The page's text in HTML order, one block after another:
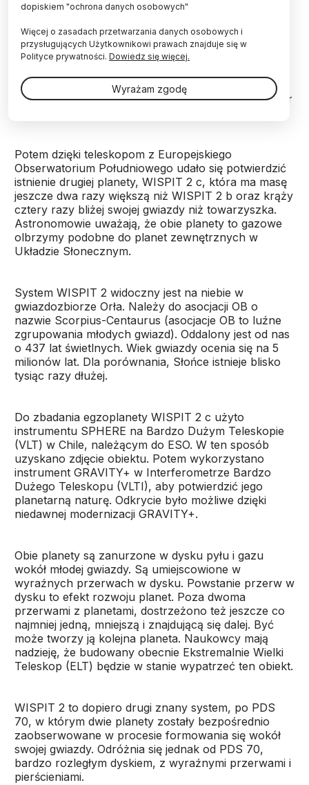
Od ubiegłego roku wiadomo było, że w pobliżu
gwiazdy WISPIT 2 znajduje się jedna planeta.
Nazwana WISPIT 2 b, ma masę pięć razy większą
od Jowisza, a jej orbita przebiega 60 razy dalej od
przy pomoc 6,5-metrowego Teleskopu Magellana w
Chile oraz Large Binocular Telescope Interferometer
Potem dzięki teleskopom z Europejskiego
Obserwatorium Południowego udało się potwierdzić
istnienie drugiej planety, WISPIT 2 c, która ma masę
jeszcze dwa razy większą niż WISPIT 2 b oraz krąży
cztery razy bliżej swojej gwiazdy niż towarzyszka.
Astronomowie uważają, że obie planety to gazowe
olbrzymy podobne do planet zewnętrznych w
Układzie Słonecznym.
System WISPIT 2 widoczny jest na niebie w
gwiazdozbiorze Orła. Należy do asocjacji OB o
nazwie Scorpius-Centaurus (asocjacje OB to luźne
zgrupowania młodych gwiazd). Oddalony jest od nas
o 437 lat świetlnych. Wiek gwiazdy ocenia się na 5
milionów lat. Dla porównania, Słońce istnieje blisko
tysiąc razy dłużej.
Do zbadania egzoplanety WISPIT 2 c użyto
instrumentu SPHERE na Bardzo Dużym Teleskopie
(VLT) w Chile, należącym do ESO. W ten sposób
uzyskano zdjęcie obiektu. Potem wykorzystano
instrument GRAVITY+ w Interferometrze Bardzo
Dużego Teleskopu (VLTI), aby potwierdzić jego
planetarną naturę. Odkrycie było możliwe dzięki
niedawnej modernizacji GRAVITY+.
Obie planety są zanurzone w dysku pyłu i gazu
wokół młodej gwiazdy. Są umiejscowione w
wyraźnych przerwach w dysku. Powstanie przerw w
dysku to efekt rozwoju planet. Poza dwoma
przerwami z planetami, dostrzeżono też jeszcze co
najmniej jedną, mniejszą i znajdującą się dalej. Być
może tworzy ją kolejna planeta. Naukowcy mają
nadzieję, że budowany obecnie Ekstremalnie Wielki
Teleskop (ELT) będzie w stanie wypatrzeć ten obiekt.
WISPIT 2 to dopiero drugi znany system, po PDS
70, w którym dwie planety zostały bezpośrednio
zaobserwowane w procesie formowania się wokół
swojej gwiazdy. Odróżnia się jednak od PDS 70,
bardzo rozległym dyskiem, z wyraźnymi przerwami i
pierścieniami.
dopiskiem "ochrona danych osobowych"
Więcej o zasadach przetwarzania danych osobowych i
przysługujących Użytkownikowi prawach znajduje się w
Polityce prywatności. Dowiedz się więcej.
Wyrażam zgodę